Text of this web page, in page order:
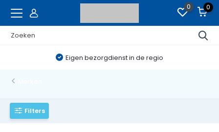
0 0
Eigen bezorgdienst in de regio
Filters